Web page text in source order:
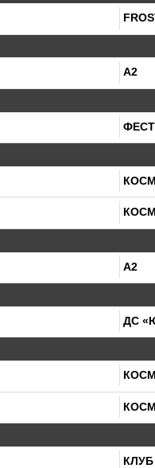
А2
А2
ДС
КЛУБ